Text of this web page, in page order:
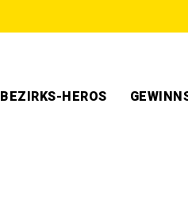
BEZIRKS-HEROS